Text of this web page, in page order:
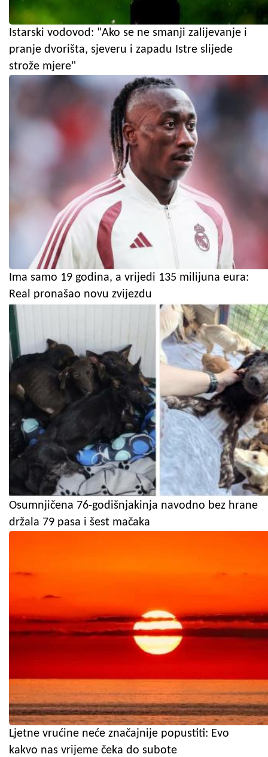
Istarski vodovod: "Ako se ne smanji zalijevanje i
pranje dvorišta, sjeveru i zapadu Istre slijede
strože mjere"
Ima samo 19 godina, a vrijedi 135 milijuna eura:
Real pronašao novu zvijezdu
Osumnjičena 76-godišnjakinja navodno bez hrane
držala 79 pasa i šest mačaka
Ljetne vrućine neće značajnije popustiti: Evo
kakvo nas vrijeme čeka do subote